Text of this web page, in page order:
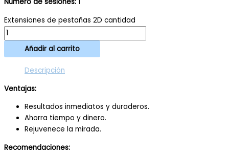
Número de sesiones: 1
Extensiones de pestañas 2D cantidad
Añadir al carrito
Descripción
Ventajas:
Resultados inmediatos y duraderos.
Ahorra tiempo y dinero.
Rejuvenece la mirada.
Recomendaciones: